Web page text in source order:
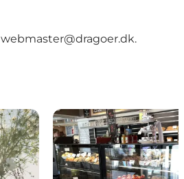
webmaster@dragoer.dk.